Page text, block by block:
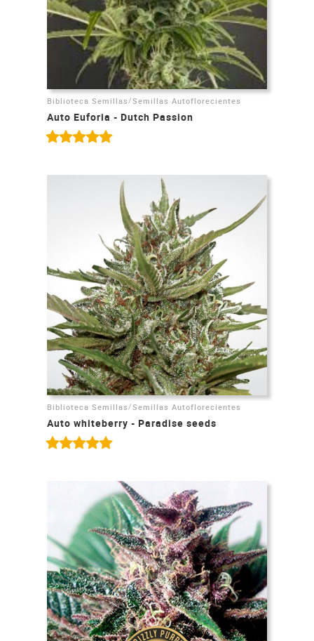
Biblioteca Semillas/Semillas Autoflorecientes
Auto Euforia - Dutch Passion
Biblioteca Semillas/Semillas Autoflorecientes
Auto whiteberry - Paradise seeds